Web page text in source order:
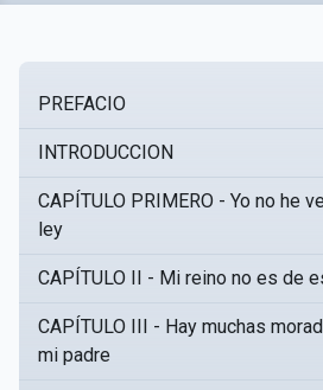
PREFACIO
INTRODUCCION
CAPÍTULO PRIMERO - Yo no he
ley
CAPÍTULO II - Mi reino no es de
CAPÍTULO III - Hay muchas
mi padre